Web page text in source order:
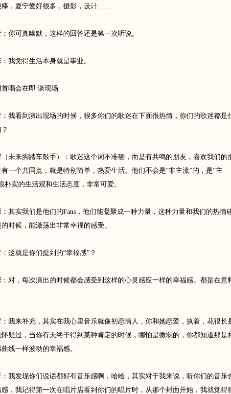
棒，夏宁爱好很多，摄影，设计……
可真幽默，这样的回答还是第一次听说。
觉得生活本身就是事业。
会在即 谈现场
看到演出现场的时候，很多你们的歌迷在下面很热情，你们的歌迷都是
来脚踏车鼓手）：歌迷这个词不准确，而是有共鸣的朋友，喜欢我们的
一个共同点，就是特别简单，热爱生活。他们不会是“非主流”的，是“主
朴实的生活观和生活态度，非常可爱。
实我们是他们的Fans，他们能凝聚成一种力量，这种力量和我们的热情
时候，能激荡出非常幸福的感受。
就是你们提到的“幸福感”？
，每次演出的时候都会感受到这样的心灵感应一样的幸福感。都是在意
来补充，其实在我心里音乐就像初恋情人，你和她恋爱，执着，花很长
疑过，当你有天终于得到某种肯定的时候，哪怕是微弱的，你都知道那是
线一样波动的幸福感。
发现你们说话都好有音乐感啊，哈哈，其实对于我来说，听你们的音乐
，我记得第一次在唱片店看到你们的唱片时，从那个封面开始，我就觉得